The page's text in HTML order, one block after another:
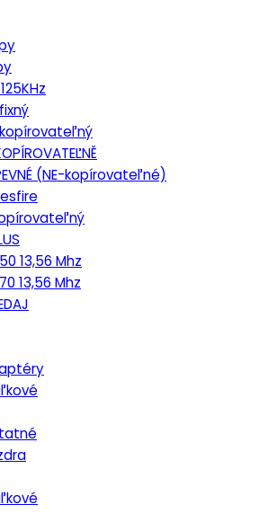
kopírovateľný
(NE-kopírovateľné)
13,56 Mhz
13,56 Mhz